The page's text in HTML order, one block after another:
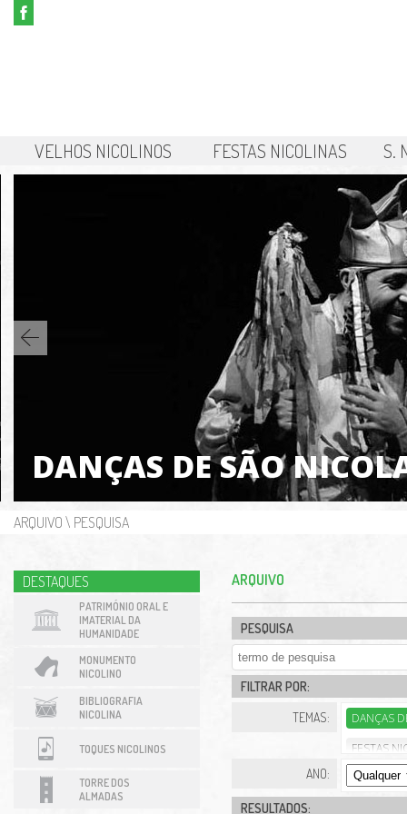
VELHOS NICOLINOS FESTAS NICOLINAS S.
DANÇAS DE SÃO
ARQUIVO \ PESQUISA
DESTAQUES
PATRIMÓNIO ORAL E
IMATERIAL DA
HUMANIDADE
MONUMENTO
NICOLINO
BIBLIOGRAFIA
NICOLINA
TOQUES NICOLINOS
TORRE DOS
ALMADAS
ARQUIVO
PESQUISA
FILTRAR POR:
TEMAS:
DANÇAS
FESTAS
ANO:
RESULTADOS: